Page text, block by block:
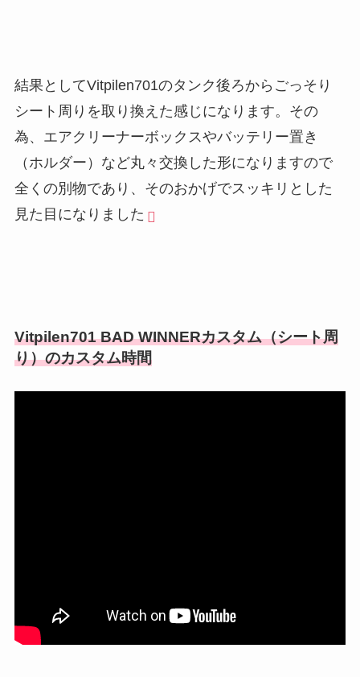
結果としてVitpilen701のタンク後ろからごっそり
シート周りを取り換えた感じになります。その
為、エアクリーナーボックスやバッテリー置き
（ホルダー）など丸々交換した形になりますので
全くの別物であり、そのおかげでスッキリとした
見た目になりました
Vitpilen701 BAD WINNERカスタム（シート周
り）のカスタム時間